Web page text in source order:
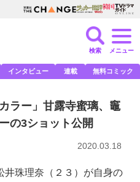
検索 メニュー
インタビュー 連載 無料コミック
ラー」甘露寺蜜璃、竈
の3ショット公開
2020.03.18
井珠理奈（２３）が自身の